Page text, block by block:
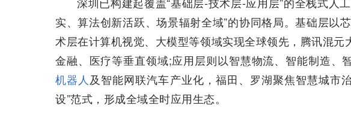
实、算法创新活跃、场景辐射全域”的协同格局。基础层以
术层在计算机视觉、大模型等领域实现全球领先，腾讯混元
金融、医疗等垂直领域;应用层则以智慧物流、智能制造、
机器人及智能网联汽车产业化，福田、罗湖聚焦智慧城市
设”范式，形成全域全时应用生态。